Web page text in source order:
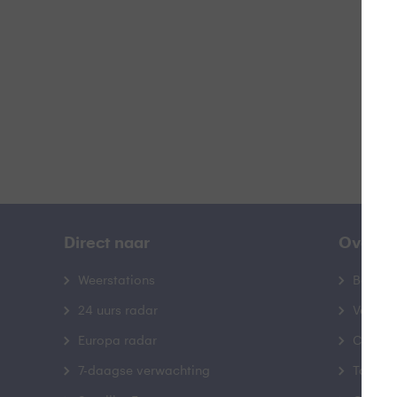
Direct naar
Weerstations
24 uurs radar
Europa radar
7-daagse verwachting
Over
Contact